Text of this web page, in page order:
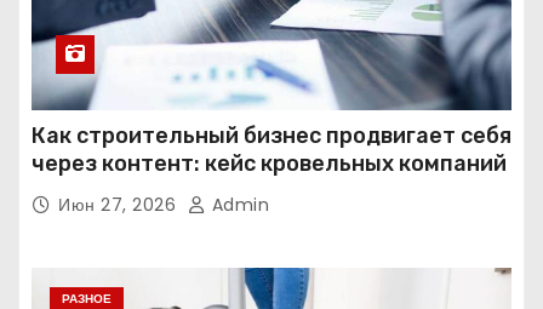
Как строительный бизнес продвигает себя
через контент: кейс кровельных компаний
Июн 27, 2026 Admin
РАЗНОЕ